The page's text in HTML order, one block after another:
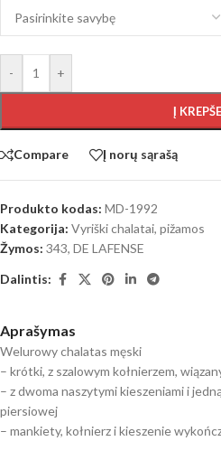
- +
Į
Compare Į norų sąrašą
Produkto kodas: MD-1992
Kategorija: Vyriški chalatai, pižamos
Žymos: 343, DE LAFENSE
Dalintis:
Aprašymas
Welurowy chalatas męski
– krótki, z szalowym kołnierzem,
– z dwoma naszytymi kieszeniami i
piersiowej
– mankiety, kołnierz i kieszenie